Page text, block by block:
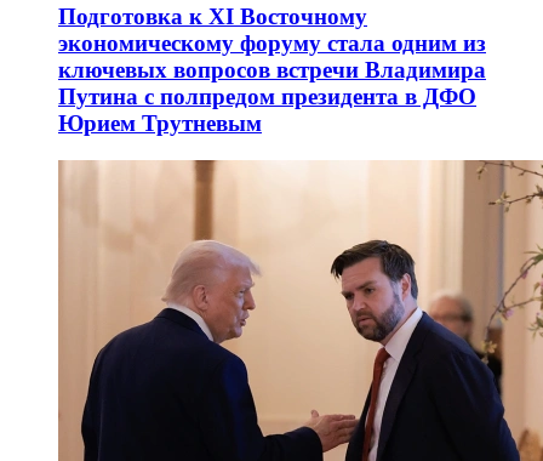
Подготовка к XI Восточному
экономическому форуму стала одним из
ключевых вопросов встречи Владимира
Путина с полпредом президента в ДФО
Юрием Трутневым